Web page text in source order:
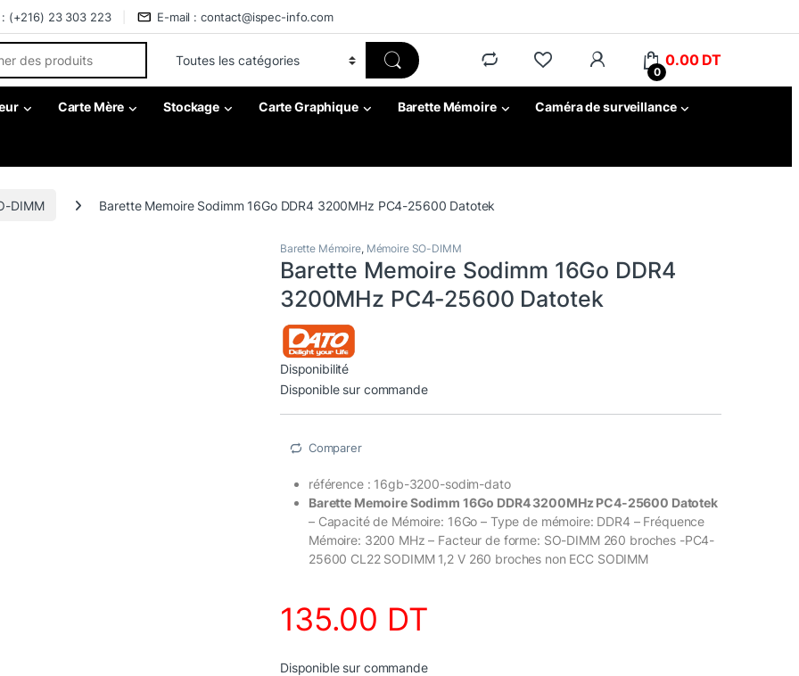
(+216) 23 303 223 E-mail : contact@ispec-info.com
0
0.00 DT
Carte Mère Stockage Carte Graphique Barette Mémoire Caméra de surveillance
DIMM Barette Memoire Sodimm 16Go DDR4 3200MHz PC4-25600 Datotek
Barette Mémoire, Mémoire SO-DIMM
Barette Memoire Sodimm 16Go DDR4
3200MHz PC4-25600 Datotek
Disponibilité
Disponible sur commande
Comparer
référence : 16gb-3200-sodim-dato
Barette Memoire Sodimm 16Go DDR4 3200MHz PC4-25600 Datotek
– Capacité de Mémoire: 16Go – Type de mémoire: DDR4 – Fréquence
Mémoire: 3200 MHz – Facteur de forme: SO-DIMM 260 broches -PC4-
25600 CL22 SODIMM 1,2 V 260 broches non ECC SODIMM
135.00 DT
Disponible sur commande